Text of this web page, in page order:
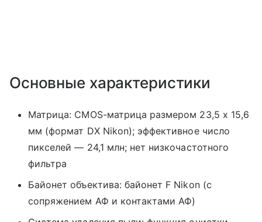
Основные характеристики
Матрица: CMOS-матрица размером 23,5 x 15,6
мм (формат DX Nikon); эффективное число
пикселей — 24,1 млн; нет низкочастотного
фильтра
Байонет объектива: байонет F Nikon (с
сопряжением АФ и контактами АФ)